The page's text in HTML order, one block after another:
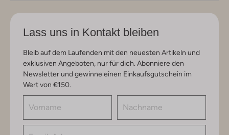
Lass uns in Kontakt bleiben
Bleib auf dem Laufenden mit den neuesten Artikeln und
exklusiven Angeboten, nur für dich. Abonniere den
Newsletter und gewinne einen Einkaufsgutschein im
Wert von €150.